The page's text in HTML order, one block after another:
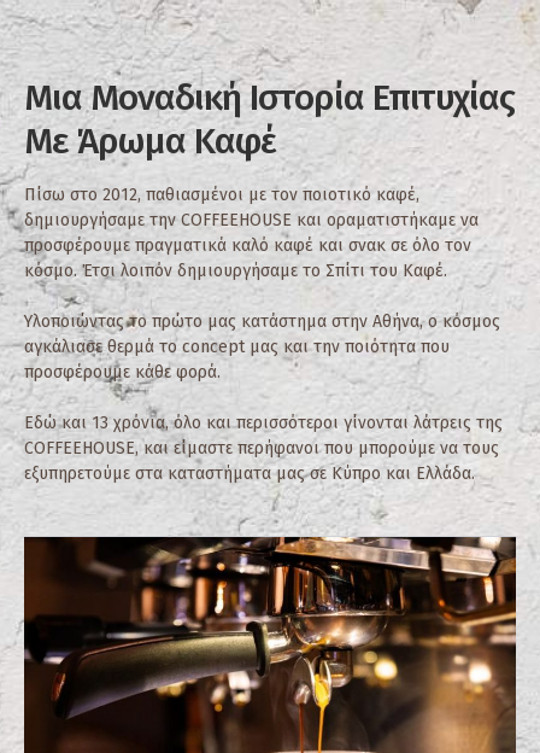
Μια Μοναδική Ιστορία Επιτυχίας
Με Άρωμα Καφέ
Πίσω στο 2012, παθιασμένοι με τον ποιοτικό καφέ,
δημιουργήσαμε την COFFEEHOUSE και οραματιστήκαμε να
προσφέρουμε πραγματικά καλό καφέ και σνακ σε όλο τον
κόσμο. Έτσι λοιπόν δημιουργήσαμε το Σπίτι του Καφέ.
Υλοποιώντας το πρώτο μας κατάστημα στην Αθήνα, ο κόσμος
αγκάλιασε θερμά το concept μας και την ποιότητα που
προσφέρουμε κάθε φορά.
Εδώ και 13 χρόνια, όλο και περισσότεροι γίνονται λάτρεις της
COFFEEHOUSE, και είμαστε περήφανοι που μπορούμε να τους
εξυπηρετούμε στα καταστήματα μας σε Κύπρο και Ελλάδα.